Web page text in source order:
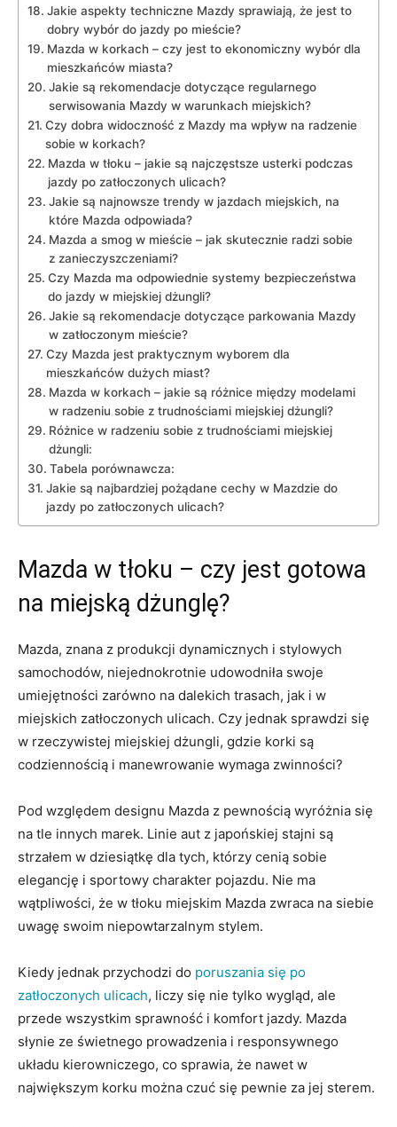
Jakie aspekty techniczne Mazdy sprawiają, że jest to
dobry wybór do jazdy po mieście?
Mazda‌ w ​korkach ⁣–⁤ czy jest ‌to ekonomiczny⁤ wybór⁢ dla⁢
mieszkańców ⁤miasta?
Jakie⁢ są rekomendacje dotyczące regularnego
serwisowania Mazdy w warunkach miejskich?
Czy dobra ⁢widoczność z ⁣Mazdy ma wpływ na radzenie
⁢sobie w korkach?
Mazda w tłoku – jakie są ‍najczęstsze‍ usterki podczas
jazdy po‌ zatłoczonych ulicach?
Jakie są najnowsze​ trendy w jazdach miejskich, na
które Mazda odpowiada?
Mazda a smog w mieście – jak‌ skutecznie radzi sobie
z​ zanieczyszczeniami?
Czy Mazda ma odpowiednie systemy ‌bezpieczeństwa
do jazdy w miejskiej‍ dżungli?
Jakie są rekomendacje dotyczące parkowania​ Mazdy
w zatłoczonym mieście?
Czy⁢ Mazda jest praktycznym wyborem dla
mieszkańców dużych miast?
Mazda w korkach – jakie‍ są różnice między ​modelami
w radzeniu sobie‌ z trudnościami miejskiej dżungli?
Różnice w radzeniu⁣ sobie z ⁢trudnościami miejskiej
dżungli:
Tabela porównawcza:
Jakie są ⁤najbardziej pożądane ‌cechy w ⁤Mazdzie do
jazdy ​po​ zatłoczonych ulicach?
Mazda w‍ tłoku –⁤ czy jest gotowa
na miejską dżunglę?
Mazda, znana⁣ z produkcji dynamicznych i stylowych
⁤samochodów, ⁤niejednokrotnie udowodniła swoje
umiejętności zarówno na dalekich ⁢trasach, jak i w
miejskich zatłoczonych ulicach. ‌Czy ‌jednak sprawdzi się
⁣w​ rzeczywistej ⁤miejskiej dżungli, gdzie korki są⁣
codziennością i manewrowanie ⁣wymaga zwinności?
Pod względem designu Mazda z‍ pewnością‍ wyróżnia się
‍na ‌tle innych marek. Linie⁤ aut⁤ z japońskiej stajni są
strzałem w ‍dziesiątkę dla tych, którzy ​cenią sobie
elegancję i ‌sportowy charakter ​pojazdu. Nie ma
wątpliwości, ⁤że ‍w tłoku miejskim Mazda zwraca na siebie
uwagę swoim niepowtarzalnym ‍stylem.
Kiedy jednak ​przychodzi do ​ poruszania się‍ po
zatłoczonych ulicach, liczy się nie tylko wygląd, ‍ale
⁤przede ⁣wszystkim sprawność i komfort ‌jazdy. Mazda
słynie⁢ ze świetnego prowadzenia i responsywnego
układu‌ kierowniczego,⁤ co sprawia, że nawet w
największym⁢ korku można ⁢czuć ​się pewnie‌ za ⁢jej ‌sterem.